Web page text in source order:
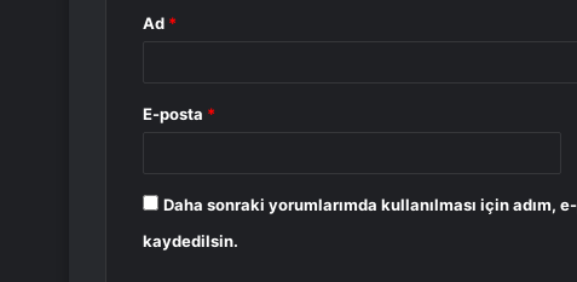
Ad *
E-posta *
Daha sonraki yorumlarımda kullanılması için adım,
kaydedilsin.